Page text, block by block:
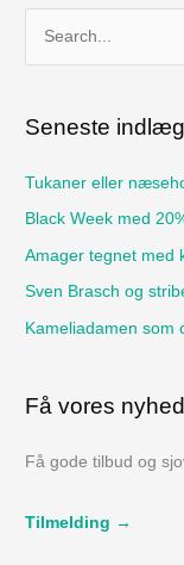
e
r
:
Seneste indlæg
Tukaner eller
Black Week med
Amager tegnet med
Sven Brasch og
Kameliadamen som
Få vores
Få gode tilbud og
Tilmelding →